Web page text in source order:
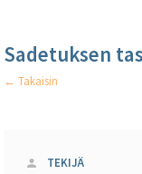
Sadetuksen
← Takaisin
TEKIJÄ